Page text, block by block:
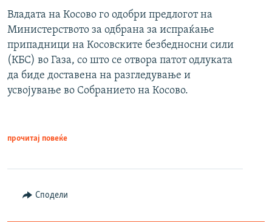
Владата на Косово го одобри предлогот на
Министерството за одбрана за испраќање
припадници на Косовските безбедносни сили
(КБС) во Газа, со што се отвора патот одлуката
да биде доставена на разгледување и
усвојување во Собранието на Косово.
прочитај повеќе
Сподели